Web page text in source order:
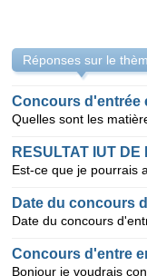
Réponses sur le
RESULTAT IUT DE
Date du concours
Concours d'entre